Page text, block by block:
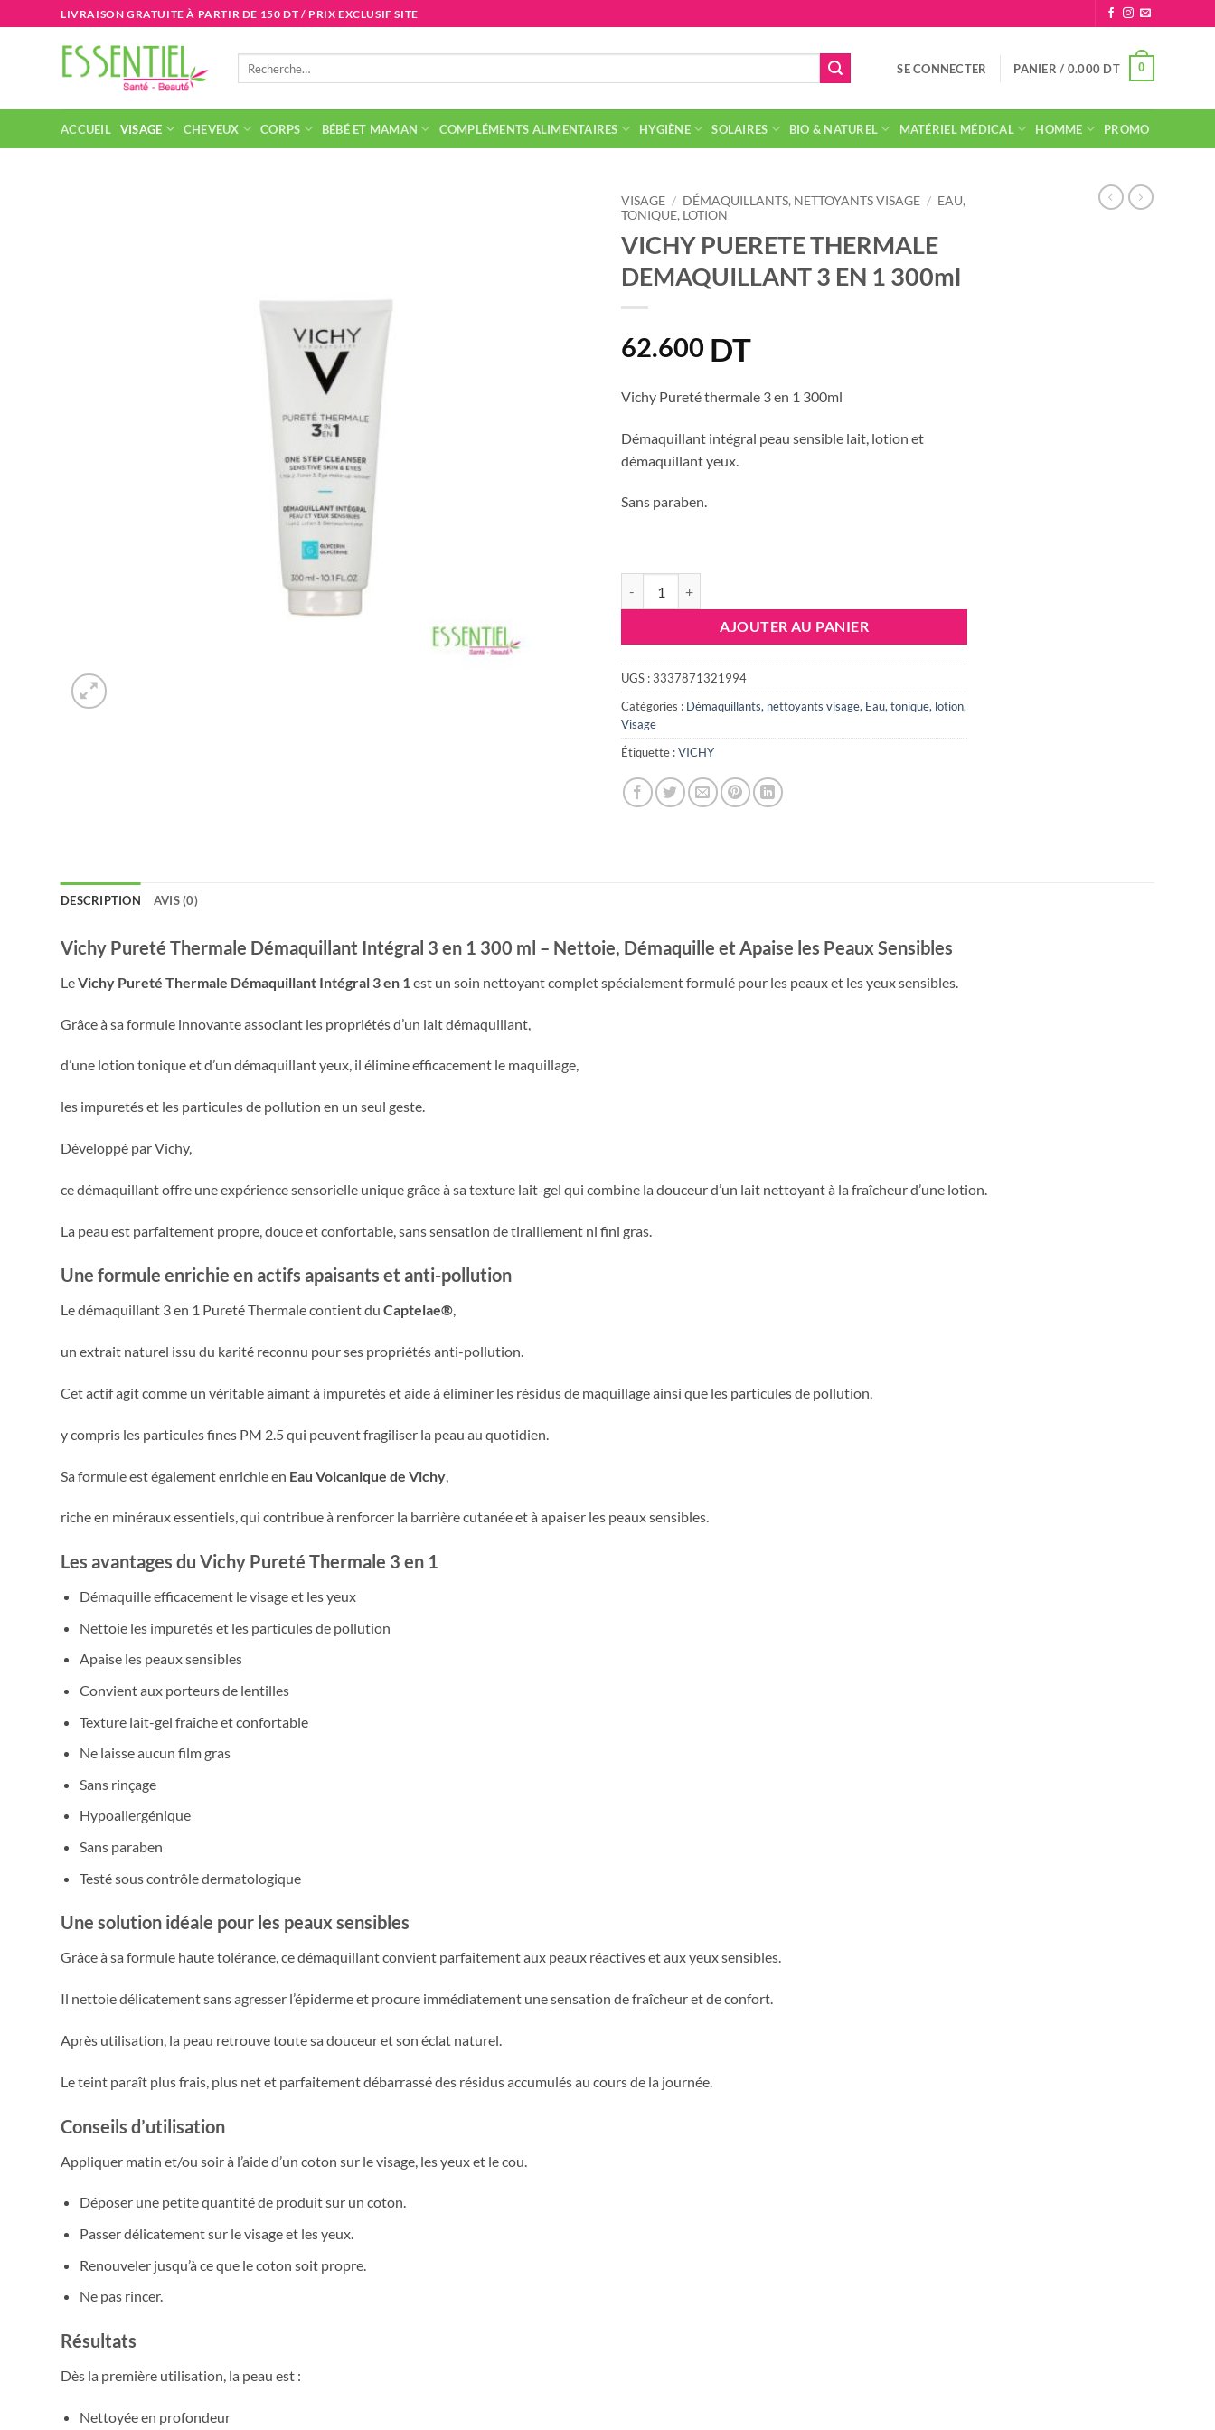
au
LIVRAISON GRATUITE À PARTIR DE 150 DT / PRIX EXCLUSIF SITE
SE CONNECTER PANIER / 0.000 DT 0
ACCUEIL VISAGE CHEVEUX CORPS BÉBÉ ET MAMAN COMPLÉMENTS ALIMENTAIRES HYGIÈNE SOLAIRES BIO & NATUREL MATÉRIEL MÉDICAL HOMME PROMO
VISAGE / DÉMAQUILLANTS, NETTOYANTS VISAGE / EAU,
TONIQUE, LOTION
VICHY PUERETE THERMALE
DEMAQUILLANT 3 EN 1 300ml
62.600 DT
Vichy Pureté thermale 3 en 1 300ml
Démaquillant intégral peau sensible lait, lotion et
démaquillant yeux.
Sans paraben.
AJOUTER AU PANIER
UGS :3337871321994
Catégories : Démaquillants, nettoyants visage, Eau, tonique, lotion,
Visage
Étiquette :VICHY
DESCRIPTION AVIS (0)
Vichy Pureté Thermale Démaquillant Intégral 3 en 1 300 ml – Nettoie, Démaquille et Apaise les Peaux Sensibles
LeVichy Pureté Thermale Démaquillant Intégral 3 en 1est un soin nettoyant complet spécialement formulé pour les peaux et les yeux sensibles.
Grâce à sa formule innovante associant les propriétés d’un lait démaquillant,
d’une lotion tonique et d’un démaquillant yeux, il élimine efficacement le maquillage,
les impuretés et les particules de pollution en un seul geste.
Développé parVichy,
ce démaquillant offre une expérience sensorielle unique grâce à sa texture lait-gel qui combine la douceur d’un lait nettoyant à la fraîcheur d’une lotion.
La peau est parfaitement propre, douce et confortable, sans sensation de tiraillement ni fini gras.
Une formule enrichie en actifs apaisants et anti-pollution
Le démaquillant 3 en 1 Pureté Thermale contient du Captelae®,
un extrait naturel issu du karité reconnu pour ses propriétés anti-pollution.
Cet actif agit comme un véritable aimant à impuretés et aide à éliminer les résidus de maquillage ainsi que les particules de pollution,
y compris les particules fines PM 2.5 qui peuvent fragiliser la peau au quotidien.
Sa formule est également enrichie en Eau Volcanique de Vichy
riche en minéraux essentiels, qui contribue à renforcer la barrière cutanée et à apaiser les peaux sensibles.
Les avantages du Vichy Pureté Thermale 3 en 1
Démaquille efficacement le visage et les yeux
Nettoie les impuretés et les particules de pollution
Apaise les peaux sensibles
Convient aux porteurs de lentilles
Texture lait-gel fraîche et confortable
Ne laisse aucun film gras
Sans rinçage
Hypoallergénique
Sans paraben
Testé sous contrôle dermatologique
Une solution idéale pour les peaux sensibles
Grâce à sa formule haute tolérance, ce démaquillant convient parfaitement aux peaux réactives et aux yeux sensibles.
Il nettoie délicatement sans agresser l’épiderme et procure immédiatement une sensation de fraîcheur et de confort.
Après utilisation, la peau retrouve toute sa douceur et son éclat naturel.
Le teint paraît plus frais, plus net et parfaitement débarrassé des résidus accumulés au cours de la journée.
Conseils d’utilisation
Appliquer matin et/ou soir à l’aide d’un coton sur le visage, les yeux et le cou.
Déposer une petite quantité de produit sur un coton.
Passer délicatement sur le visage et les yeux.
Renouveler jusqu’à ce que le coton soit propre.
Ne pas rincer.
Résultats
Dès la première utilisation, la peau est :
Nettoyée en profondeur